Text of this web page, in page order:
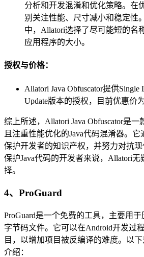
分析和开发混淆和优化策略。在
别关注性能、尺寸减小和稳定性
中，Allatori选择了尽可能短的名
应用程序的大小。
授权与价格：
Allatori Java Obfuscator提供Single
Update版本的授权，目前优惠价为
综上所述，Allatori Java Obfuscator是
且注重性能优化的Java代码混淆器。
保护开发者的知识产权，并努力对抗
保护Java代码的开发者来说，Allatori
择。
4、ProGuard
ProGuard是一个免费的工具，主要用于
字节码文件。它可以在Android开发过
目，以增加项目被反编译的难度。以下
介绍：